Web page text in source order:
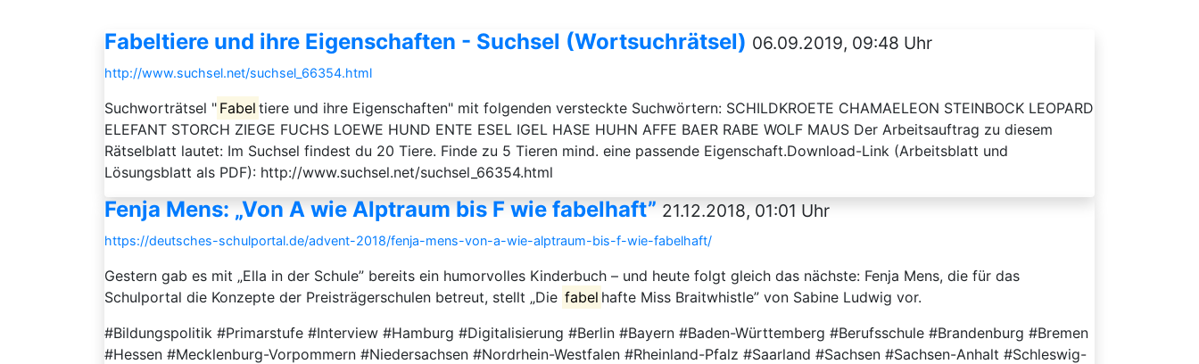
Fabeltiere und ihre Eigenschaften - Suchsel (Wortsuchrätsel) 06.09.2019, 09:48 Uhr
http://www.suchsel.net/suchsel_66354.html
Suchworträtsel " Fabel tiere und ihre Eigenschaften" mit folgenden versteckte Suchwörtern: SCHILDKROETE CHAMAELEON STEINBOCK LEOPARD
ELEFANT STORCH ZIEGE FUCHS LOEWE HUND ENTE ESEL IGEL HASE HUHN AFFE BAER RABE WOLF MAUS Der Arbeitsauftrag zu diesem
Rätselblatt lautet: Im Suchsel findest du 20 Tiere. Finde zu 5 Tieren mind. eine passende Eigenschaft.Download-Link (Arbeitsblatt und
Lösungsblatt als PDF): http://www.suchsel.net/suchsel_66354.html
Fenja Mens: „Von A wie Alptraum bis F wie fabelhaft” 21.12.2018, 01:01 Uhr
https://deutsches-schulportal.de/advent-2018/fenja-mens-von-a-wie-alptraum-bis-f-wie-fabelhaft/
Gestern gab es mit „Ella in der Schule” bereits ein humorvolles Kinderbuch – und heute folgt gleich das nächste: Fenja Mens, die für das
Schulportal die Konzepte der Preisträgerschulen betreut, stellt „Die fabel hafte Miss Braitwhistle” von Sabine Ludwig vor.
#Bildungspolitik #Primarstufe #Interview #Hamburg #Digitalisierung #Berlin #Bayern #Baden-Württemberg #Berufsschule #Brandenburg #Bremen
#Hessen #Mecklenburg-Vorpommern #Niedersachsen #Nordrhein-Westfalen #Rheinland-Pfalz #Saarland #Sachsen #Sachsen-Anhalt #Schleswig-